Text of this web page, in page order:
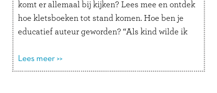
komt er allemaal bij kijken? Lees mee en ontdek
hoe kletsboeken tot stand komen. Hoe ben je
educatief auteur geworden? “Als kind wilde ik
Lees meer >>